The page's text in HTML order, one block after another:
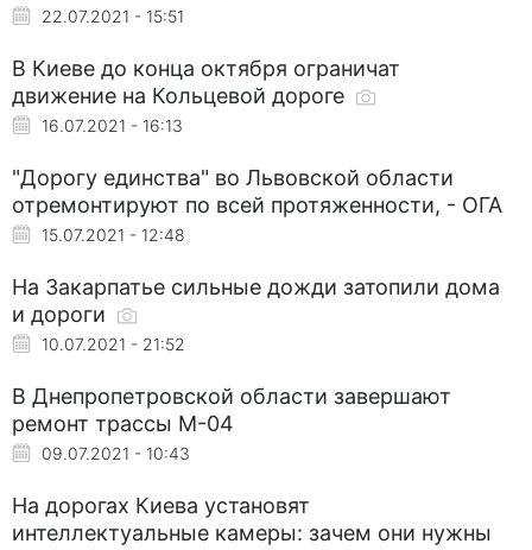
22.07.2021 - 15:51
В Киеве до конца октября ограничат
движение на Кольцевой дороге
16.07.2021 - 16:13
"Дорогу единства" во Львовской области
отремонтируют по всей протяженности, - ОГА
15.07.2021 - 12:48
На Закарпатье сильные дожди затопили дома
и дороги
10.07.2021 - 21:52
В Днепропетровской области завершают
ремонт трассы М-04
09.07.2021 - 10:43
На дорогах Киева установят
интеллектуальные камеры: зачем они нужны